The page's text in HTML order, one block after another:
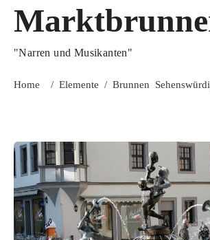
"Narren und Musikanten"
Home / Elemente / Brunnen